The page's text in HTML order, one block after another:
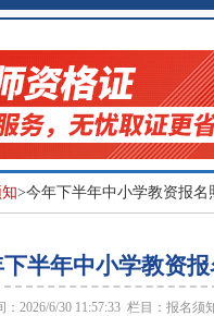
>今年下半年中小学教资报名
半年中小学教资
：2026/6/30 11:57:33 栏目： 报名须